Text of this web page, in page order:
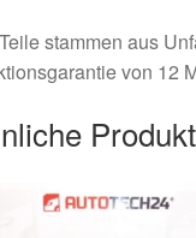
stammen aus
von 12